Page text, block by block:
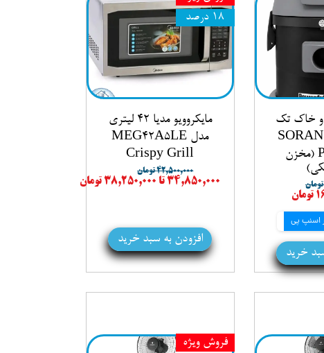
و خاک تک
موتوره سُران SORAN
مدل P5000 (مخزن
خرید
مایکروویو مدیا 42 لیتری
مدل MEG42A5LE
Crispy Grill
۴۲,۵۰۰,۰۰۰ تومان
۳۴,۸۵۰,۰۰۰ تا ۳۸,۲۵۰,۰۰۰ تومان
افزودن به سبد خرید
۱۸ درصد
فروش ویژه